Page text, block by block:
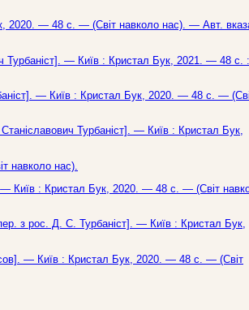
2020. — 48 с. — (Світ навколо нас). — Авт.
Турбаніст]. — Київ : Кристал Бук, 2021. — 48
— Київ : Кристал Бук, 2020. — 48 с. —
Турбаніст]. — Київ : Кристал Бук,
навколо нас).
— Київ : Кристал Бук, 2020. — 48 с. — (Світ
з рос. Д. С. Турбаніст]. — Київ : Кристал Бук,
— Київ : Кристал Бук, 2020. — 48 с. — (Світ